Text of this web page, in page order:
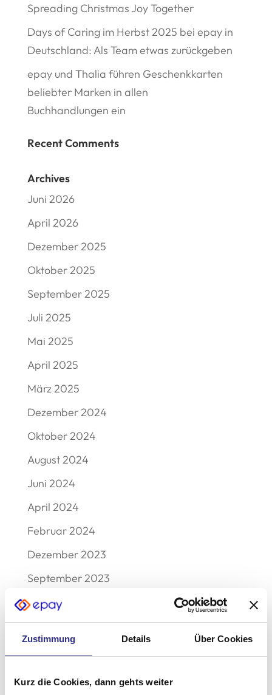
Zustimmung Details Über Cookies
Kurz die Cookies, dann gehts weiter
Spreading Christmas Joy Together
Days of Caring im Herbst 2025 bei epay in
Deutschland: Als Team etwas zurückgeben
epay und Thalia führen Geschenkkarten
beliebter Marken in allen
Buchhandlungen ein
Recent Comments
Archives
Juni 2026
April 2026
Dezember 2025
Oktober 2025
September 2025
Juli 2025
Mai 2025
April 2025
März 2025
Dezember 2024
Oktober 2024
August 2024
Juni 2024
April 2024
Februar 2024
Dezember 2023
September 2023
August 2023
Mai 2023